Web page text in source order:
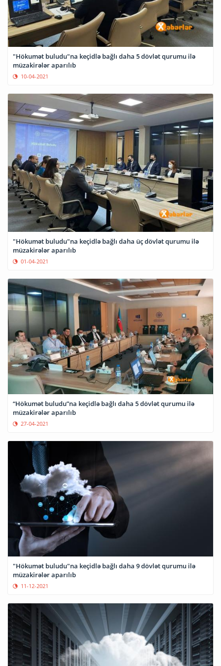
"Hökumət buludu"na keçidlə bağlı daha 5 dövlət qurumu ilə
müzakirələr aparılıb
10-04-2021
"Hökumət buludu"na keçidlə bağlı daha üç dövlət qurumu ilə
müzakirələr aparılıb
01-04-2021
“Hökumət buludu”na keçidlə bağlı daha 5 dövlət qurumu ilə
müzakirələr aparılıb
27-04-2021
"Hökumət buludu"na keçidlə bağlı daha 9 dövlət qurumu ilə
müzakirələr aparılıb
11-12-2021